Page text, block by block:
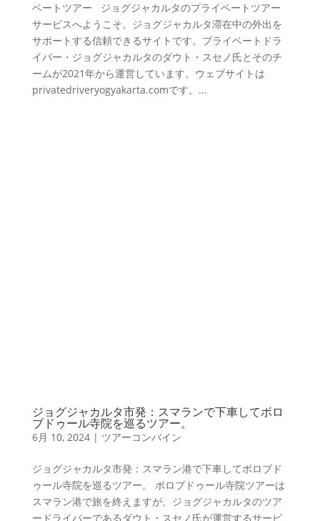
ベートツアー ジョグジャカルタのプライベートツアー
サービスへようこそ。ジョグジャカルタ滞在中の外出を
サポートする信頼できるサイトです。プライベートドラ
イバー・ジョグジャカルタのダウト・スセノ氏とそのチ
ームが2021年から運営しています。ウェブサイトは
privatedriveryogyakarta.comです。...
ジョグジャカルタ市発：スマランで下車してボロ
ブドゥール寺院を巡るツアー。
6月 10, 2024| ツアーコンバイン
ジョグジャカルタ市発：スマラン港で下車してボロブド
ゥール寺院を巡るツアー。 ボロブドゥール寺院ツアーは
スマラン港で旅を終えますが、ジョグジャカルタのツア
ードライバーであるダウト・スセノ氏が運営するサービ